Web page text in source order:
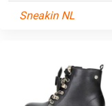
Sneakin NL